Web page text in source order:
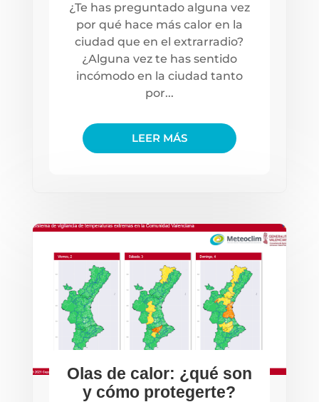
¿Te has preguntado alguna vez
por qué hace más calor en la
ciudad que en el extrarradio?
¿Alguna vez te has sentido
incómodo en la ciudad tanto
por...
LEER MÁS
Olas de calor: ¿qué son
y cómo protegerte?